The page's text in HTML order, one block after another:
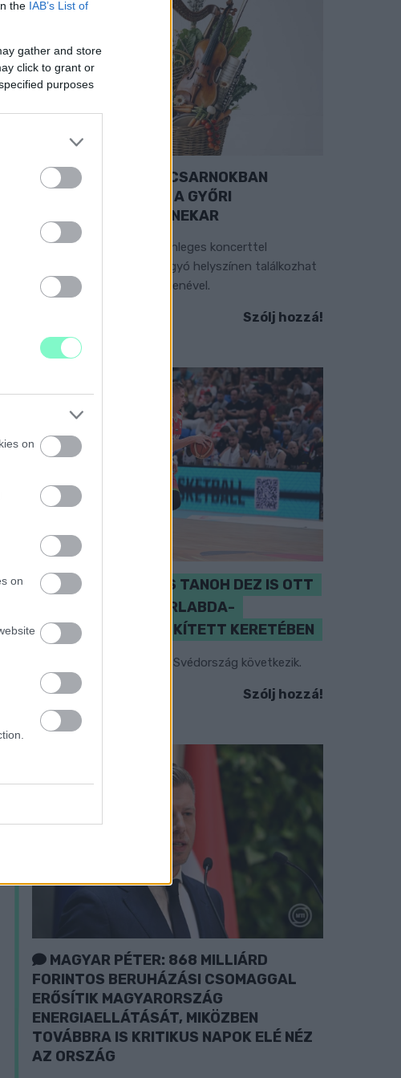
the IAB’s List of
gather and store
click to grant or
purposes
on
on
EXTRA: A VÁSÁRCSARNOKBAN
NYITJA ÚJ ÉVADÁT A GYŐRI
FILHARMONIKUS ZENEKAR
A „Zenélő piac” című különleges koncerttel
szeptember 7-én rendhagyó helyszínen találkozhat
a közönség a klasszikus zenével.
Szólj hozzá!
PERL, VÁRADI ÉS TANOH DEZ IS OTT
VAN A FÉRFI KOSÁRLABDA-
VÁLOGATOTT SZŰKÍTETT KERETÉBEN
Észtország, Szlovénia és Svédország következik.
Szólj hozzá!
MAGYAR PÉTER: 868 MILLIÁRD
FORINTOS BERUHÁZÁSI CSOMAGGAL
ERŐSÍTIK MAGYARORSZÁG
ENERGIAELLÁTÁSÁT, MIKÖZBEN
TOVÁBBRA IS KRITIKUS NAPOK ELÉ NÉZ
AZ ORSZÁG